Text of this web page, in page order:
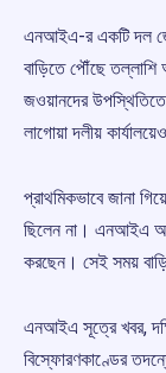
এনআইএ-র একটি দল
বাড়িতে পৌঁছে তল্লাশি
জওয়ানদের
লাগোয়া দলীয়
প্রাথমিকভাবে জানা
ছিলেন না। এনআইএ
করছেন। সেই সময়
এনআইএ সূত্রে খবর,
বিস্ফোরণকাণ্ডের